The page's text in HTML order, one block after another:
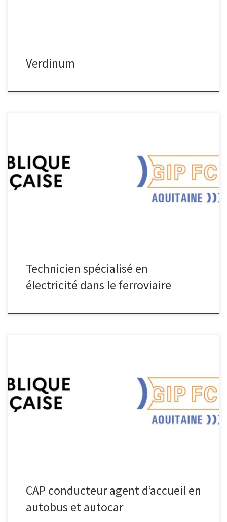
Verdinum
FCIL technicien spécialisé en électricité dans le ferroviaire Devenir
technicien spécialisé en électricité dans le ferroviaire Au lycée
Bernard Palissy à Saintes Télécharger la fiche projet Pour en savoir
Technicien spécialisé en
électricité dans le ferroviaire
CAP conducteur agent d’accueil en autobus et autocar (C4A)
Devenir conducteur agent d’accueil en autobus et autocar Au
lycée des Métiers de la Mobilité St Exupéry à Limoges Télécharger
la fiche projet Pour en savoir + Fiche ONISEP ATCF
CAP conducteur agent d’accueil en
autobus et autocar